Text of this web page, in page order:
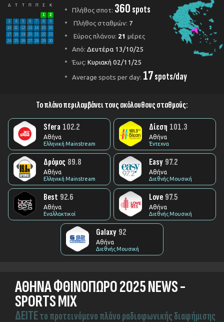
ΜΑΡΤΙΟΣ 2026 ΕΚΠΑΙΔΕΥΣΗ
Δ Τ Τ Π Π Σ Κ
1
2
3
4 5 6 7 8
9
10
11 12 13 14 15
16
17
18 19 20 21 22
23
24
25 26 27 28 29 30
Πλήθος σποτ: 360 spots
Πλήθος σταθμών: 7
Εύρος πλάνου: 21 μέρες
Από: Δευτέρα 13/10/25
Έως: Κυριακή 02/11/25
Average spots per day: 17spots/day
Το πλάνο περιλαμβάνει τους ακόλουθους σταθμούς:
Sfera 102.2
Αθήνα
Ελληνική Mainstream
Δίεση 101.3
Αθήνα
Έντεχνα
Δρόμος 89.8
Αθήνα
Ελληνική Mainstream
Easy 97.2
Αθήνα
Διεθνής Μουσική
Best 92.6
Αθήνα
Εναλλακτικοί
Love 97.5
Αθήνα
Διεθνής Μουσική
Galaxy 92
Αθήνα
Διεθνής Μουσική
ΑΘΗΝΑ ΦΘΙΝΟΠΩΡΟ 2025 NEWS -
SPORTS MIX
ΔEITEτο προτεινόμενο πλάνο ραδιοφωνικής διαφήμισης